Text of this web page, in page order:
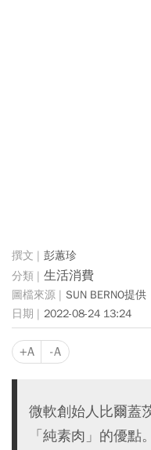
彭蕙珍
生活消費
SUN BERNO提供
2022-08-24 13:24
+A -A
微軟創始人比爾蓋
「純素肉」的優